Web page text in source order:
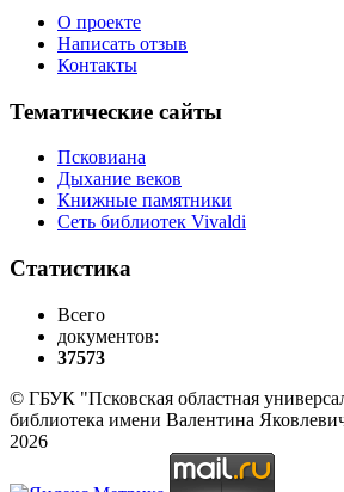
О проекте
Написать отзыв
Контакты
Тематические сайты
Псковиана
Дыхание веков
Книжные памятники
Сеть библиотек Vivaldi
Статистика
Всего
документов:
37573
© ГБУК "Псковская областная
библиотека имени Валентина
2026